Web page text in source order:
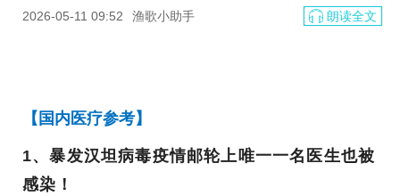
2026-05-11 09:52 渔歌小助手 朗读全文
【国内医疗参考】
1、暴发汉坦病毒疫情邮轮上唯一一名医生也被
感染！